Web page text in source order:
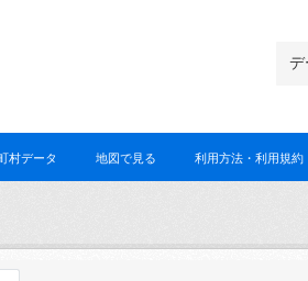
村データ 地図で見る 利用方法・利用規約